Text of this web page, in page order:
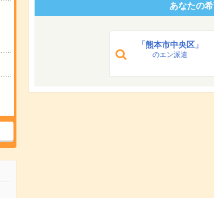
あなたの
「熊本市中央区」
のエン派遣